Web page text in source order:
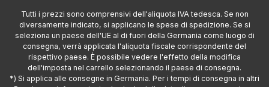
Tutti i prezzi sono comprensivi dell'aliquota IVA tedesca. Se non
diversamente indicato, si applicano le spese di spedizione. Se si
seleziona un paese dell'UE al di fuori della Germania come luogo di
consegna, verrà applicata l'aliquota fiscale corrispondente del
rispettivo paese. È possibile vedere l'effetto della modifica
dell'imposta nel carrello selezionando il paese di consegna.
*) Si applica alle consegne in Germania. Per i tempi di consegna in altri